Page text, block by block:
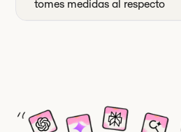
tomes medidas al respecto